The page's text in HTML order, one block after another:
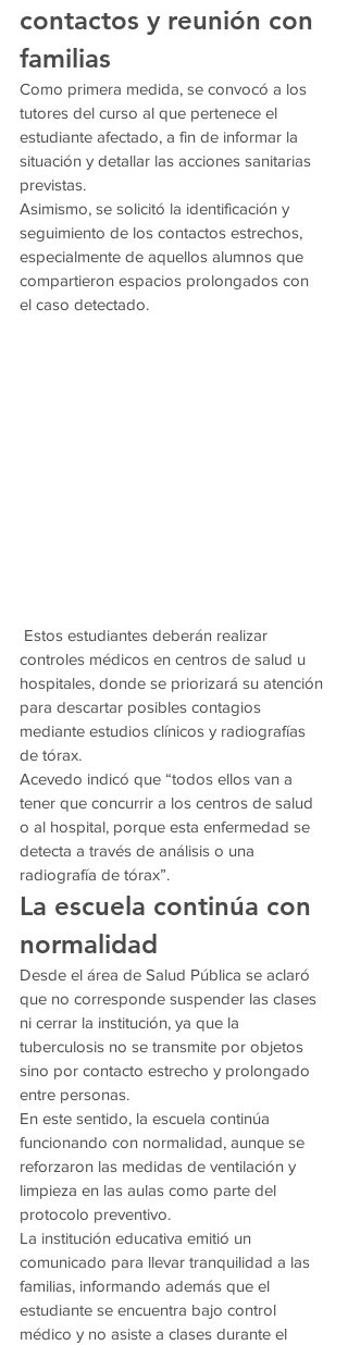
contactos y reunión con
familias
Como primera medida, se convocó a los
tutores del curso al que pertenece el
estudiante afectado, a fin de informar la
situación y detallar las acciones sanitarias
previstas.
Asimismo, se solicitó la identificación y
seguimiento de los contactos estrechos,
especialmente de aquellos alumnos que
compartieron espacios prolongados con
el caso detectado.
controles médicos en centros de salud u
hospitales, donde se priorizará su atención
para descartar posibles contagios
mediante estudios clínicos y radiografías
de tórax.
Acevedo indicó que “todos ellos van a
tener que concurrir a los centros de salud
o al hospital, porque esta enfermedad se
detecta a través de análisis o una
radiografía de tórax”.
La escuela continúa con
normalidad
Desde el área de Salud Pública se aclaró
que no corresponde suspender las clases
ni cerrar la institución, ya que la
tuberculosis no se transmite por objetos
sino por contacto estrecho y prolongado
entre personas.
En este sentido, la escuela continúa
funcionando con normalidad, aunque se
reforzaron las medidas de ventilación y
limpieza en las aulas como parte del
protocolo preventivo.
La institución educativa emitió un
comunicado para llevar tranquilidad a las
familias, informando además que el
estudiante se encuentra bajo control
médico y no asiste a clases durante el